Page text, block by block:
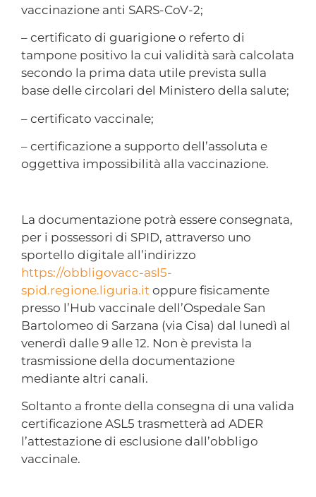
vaccinazione anti SARS-CoV-2;
– certificato di guarigione o referto di
tampone positivo la cui validità sarà calcolata
secondo la prima data utile prevista sulla
base delle circolari del Ministero della salute;
– certificato vaccinale;
– certificazione a supporto dell’assoluta e
oggettiva impossibilità alla vaccinazione.
La documentazione potrà essere consegnata,
per i possessori di SPID, attraverso uno
sportello digitale all’indirizzo
https://obbligovacc-asl5-
spid.regione.liguria.it oppure fisicamente
presso l’Hub vaccinale dell’Ospedale San
Bartolomeo di Sarzana (via Cisa) dal lunedì al
venerdì dalle 9 alle 12. Non è prevista la
trasmissione della documentazione
mediante altri canali.
Soltanto a fronte della consegna di una valida
certificazione ASL5 trasmetterà ad ADER
l’attestazione di esclusione dall’obbligo
vaccinale.